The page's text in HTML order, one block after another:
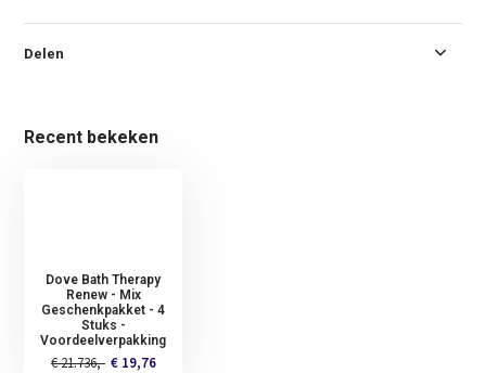
Delen
Recent bekeken
Dove Bath Therapy
Renew - Mix
Geschenkpakket - 4
Stuks -
Voordeelverpakking
€ 21.736,- € 19,76